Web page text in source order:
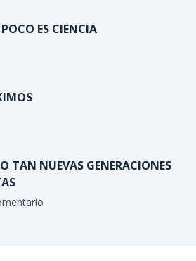
ES CIENCIA
TAN NUEVAS GENERACIONES